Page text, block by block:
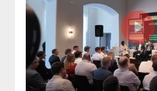
Смотреть